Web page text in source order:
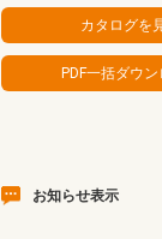
お知らせ表示